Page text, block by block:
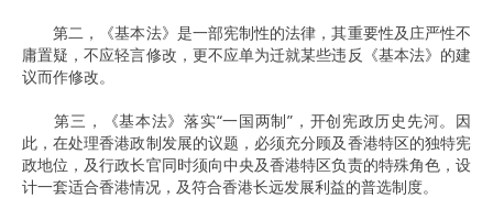
第二，《基本法》是一部宪制性的法律，其重要性及庄严性不
庸置疑，不应轻言修改，更不应单为迁就某些违反《基本法》的建
议而作修改。
第三，《基本法》落实“一国两制”，开创宪政历史先河。因
此，在处理香港政制发展的议题，必须充分顾及香港特区的独特宪
政地位，及行政长官同时须向中央及香港特区负责的特殊角色，设
计一套适合香港情况，及符合香港长远发展利益的普选制度。